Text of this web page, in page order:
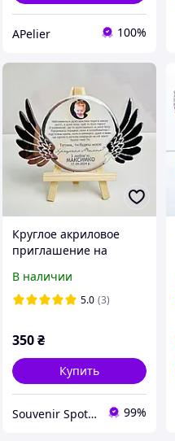
APelier 100%
Круглое акриловое
приглашение на
с именами и датой.
Пригласительные на
В наличии
5.0 (3)
350₴
Купить
Souvenir Spot - Оригинальные сувенирные изделия 99%